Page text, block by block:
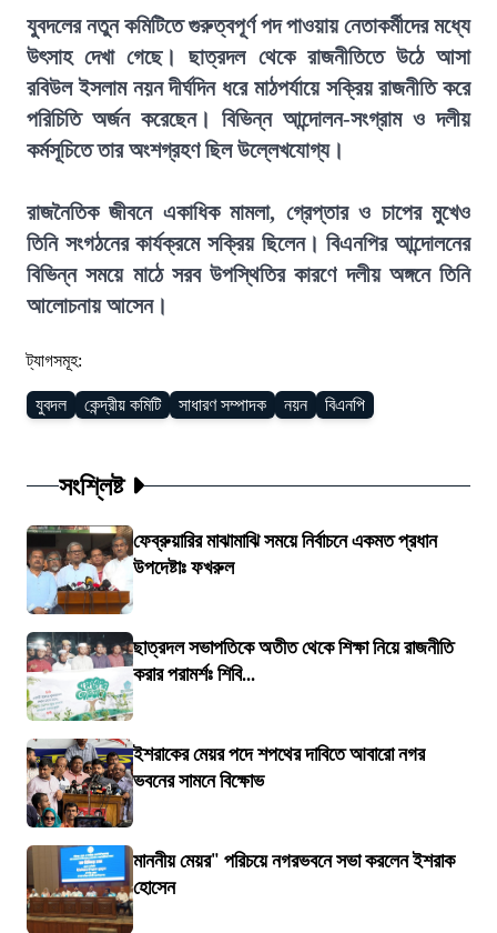
যুবদলের নতুন কমিটিতে গুরুত্বপূর্ণ পদ পাওয়ায় নেতাকর্মীদের মধ্যে
উৎসাহ দেখা গেছে। ছাত্রদল থেকে রাজনীতিতে উঠে আসা
রবিউল ইসলাম নয়ন দীর্ঘদিন ধরে মাঠপর্যায়ে সক্রিয় রাজনীতি করে
পরিচিতি অর্জন করেছেন। বিভিন্ন আন্দোলন-সংগ্রাম ও দলীয়
কর্মসূচিতে তার অংশগ্রহণ ছিল উল্লেখযোগ্য।
রাজনৈতিক জীবনে একাধিক মামলা, গ্রেপ্তার ও চাপের মুখেও
তিনি সংগঠনের কার্যক্রমে সক্রিয় ছিলেন। বিএনপির আন্দোলনের
বিভিন্ন সময়ে মাঠে সরব উপস্থিতির কারণে দলীয় অঙ্গনে তিনি
আলোচনায় আসেন।
ট্যাগসমূহ:
যুবদল কেন্দ্রীয় কমিটি সাধারণ সম্পাদক নয়ন বিএনপি
সংশ্লিষ্ট
ফেব্রুয়ারির মাঝামাঝি সময়ে নির্বাচনে একমত প্রধান
উপদেষ্টাঃ ফখরুল
ছাত্রদল সভাপতিকে অতীত থেকে শিক্ষা নিয়ে রাজনীতি
করার পরামর্শঃ শিবি...
ইশরাকের মেয়র পদে শপথের দাবিতে আবারো নগর
ভবনের সামনে বিক্ষোভ
মাননীয় মেয়র" পরিচয়ে নগরভবনে সভা করলেন ইশরাক
হোসেন